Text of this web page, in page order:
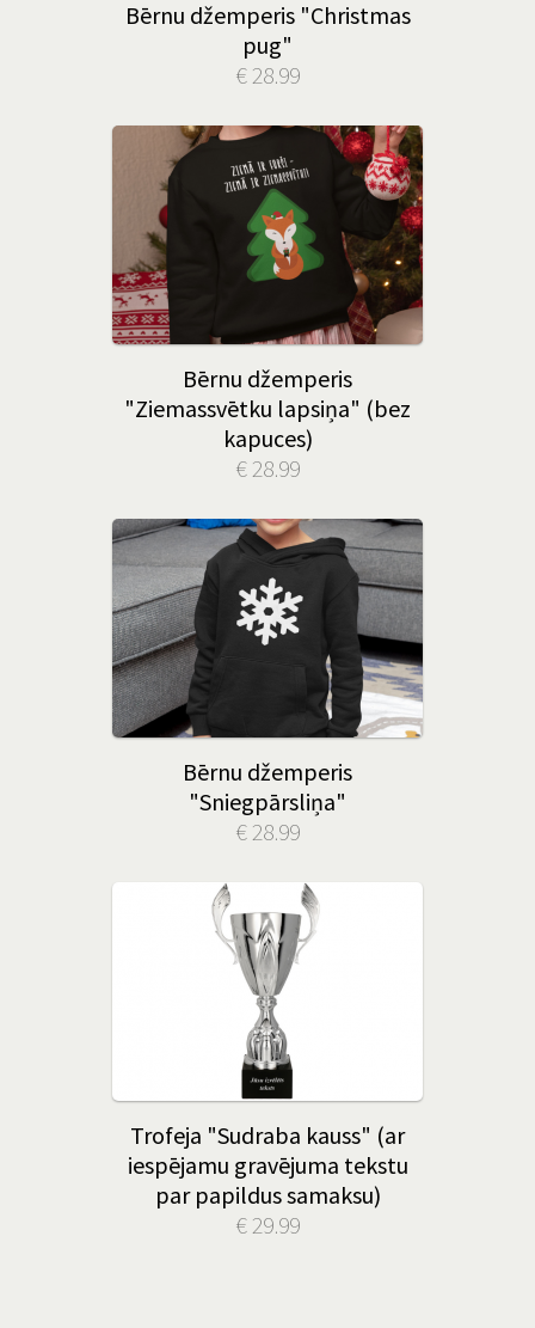
Bērnu džemperis "Christmas
pug"
€ 28.99
Bērnu džemperis
"Ziemassvētku lapsiņa" (bez
kapuces)
€ 28.99
Bērnu džemperis
"Sniegpārsliņa"
€ 28.99
Trofeja "Sudraba kauss" (ar
iespējamu gravējuma tekstu
par papildus samaksu)
€ 29.99